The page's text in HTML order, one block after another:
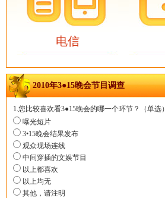
电信
2010年3●15晚会节目调查
1.您比较喜欢看3●15晚会的哪一个环节？（单选）
曝光短片
3•15晚会结果发布
观众现场连线
中间穿插的文娱节目
以上都喜欢
以上均无
其他，请注明